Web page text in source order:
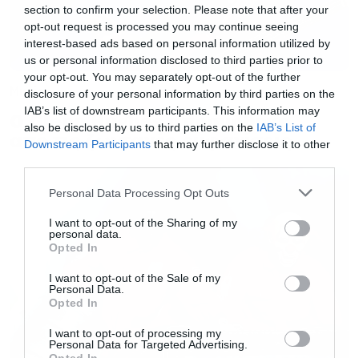
section to confirm your selection. Please note that after your
opt-out request is processed you may continue seeing
interest-based ads based on personal information utilized by
us or personal information disclosed to third parties prior to
your opt-out. You may separately opt-out of the further
disclosure of your personal information by third parties on the
IAB’s list of downstream participants. This information may
also be disclosed by us to third parties on the IAB’s List of
Downstream Participants that may further disclose it to other
Please note that this website/app uses one or more Google
not limited to your visit or usage behaviour. You may click to
grant or deny consent to Google and its third-party tags to
use your data for below specified purposes in below Google
consent section.
Personal Data Processing Opt Outs
I want to opt-out of the Sharing of my
personal data.
Opted In
I want to opt-out of the Sale of my
Personal Data.
Opted In
I want to opt-out of processing my
Personal Data for Targeted Advertising.
Music
Ο Glenn Hughes αποσύρθηκε
από τις ζωντανές εμφανίσεις